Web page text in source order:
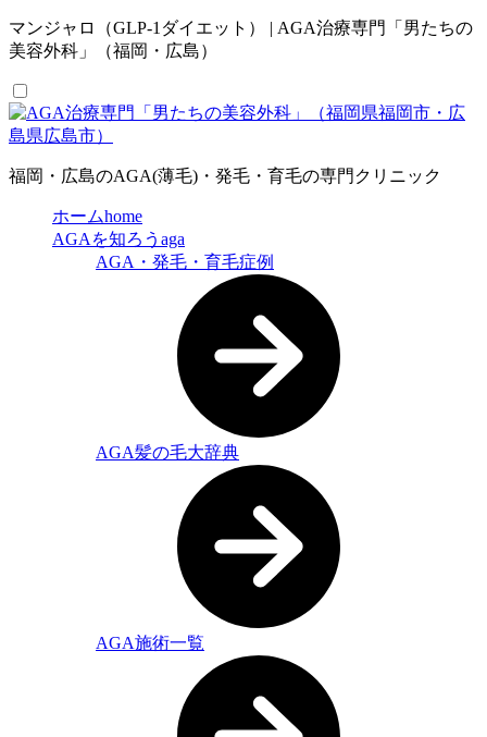
マンジャロ（GLP-1ダイエット） | AGA治療専門「男たちの
美容外科」（福岡・広島）
福岡・広島のAGA(薄毛)・発毛・育毛の専門クリニック
ホームhome
AGAを知ろう aga
AGA・発毛・育毛症例
AGA髪の毛大辞典
AGA施術一覧